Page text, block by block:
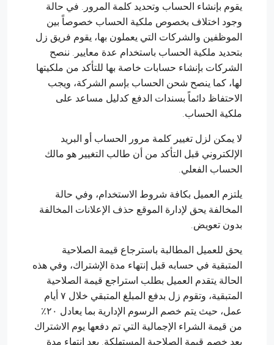
يقوم بإنشاء الحساب وتحديد كلمة المرور. في حالة
وجود اختلاف بخصوص ملكية الحساب خصوصاً بين
الموظفين والشركات التي يعملون بها، يقوم فريق زل
بتحديد ملكية الحساب باستخدام عدة معايير. ننصح
الشركات بإنشاء حسابات خاصة بها للتأكد من ملكيتها
لها، كما ينصح شحن الحساب بإسم الشركة، ويجب
الاحتفاظ دائماً بسندات الدفع كدليل مساعد على
ملكية الحساب.
لا يمكن لزل تغيير كلمة مرور الحساب أو البريد
الإلكتروني قبل التأكد من أن طالب التغيير هو مالك
الحساب الفعلي.
يلتزم العميل بكافة شروط الاستخدام، وفي حالة
المخالفة يحق لإدارة الموقع حذف الإعلانات المخالفة
بدون تعويض.
يحق للعميل المطالبة باسترجاع قيمة الصلاحية
المتبقية في حسابه قبل إنتهاء مدة الإشتراك، وفي هذه
الحالة يتقدم العميل بطلب استراجع قيمة الصلاحية
المتبقية، وتقوم زل بدفع المبلغ المتبقي خلال ٧ أيام
عمل، حيث يتم خصم الرسوم الإدارية بما يعادل ٢٠٪
من قيمة الشراء الإجمالية التي تم دفعها يوم الاشتراك
بعد خصم قيمة الصلاحية المستهلكة. بعد إنتهاء مدة